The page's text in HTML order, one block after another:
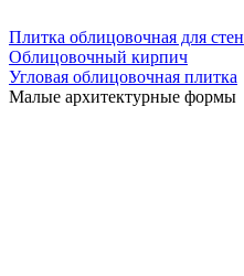
Плитка облицовочная для стен
Облицовочный кирпич
Угловая облицовочная плитка
Малые архитектурные формы